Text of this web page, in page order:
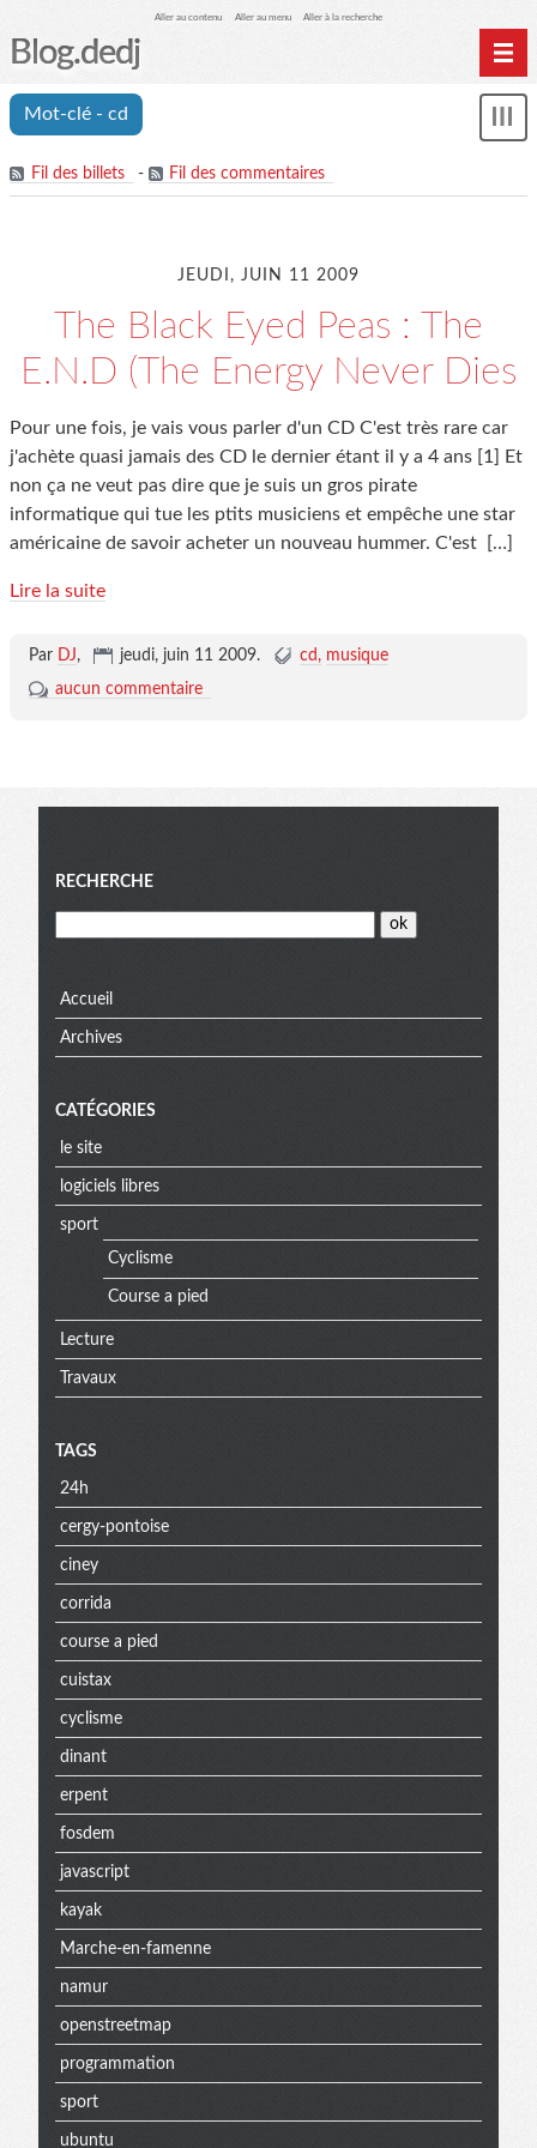
Aller au contenu Aller au menu Aller à la recherche
Blog.dedj
Mot-clé - cd
Fil des billets - Fil des commentaires
JEUDI, JUIN 11 2009
The Black Eyed Peas : The
E.N.D (The Energy Never Dies
Pour une fois, je vais vous parler d'un CD C'est très rare car
j'achète quasi jamais des CD le dernier étant il y a 4 ans [1] Et
non ça ne veut pas dire que je suis un gros pirate
informatique qui tue les ptits musiciens et empêche une star
américaine de savoir acheter un nouveau hummer. C'est
[…]
Lire la suite
Par DJ, jeudi, juin 11 2009. cd
musique
aucun commentaire
Menu
RECHERCHE
Accueil
Archives
CATÉGORIES
le site
logiciels libres
sport
Cyclisme
Course a pied
Lecture
Travaux
TAGS
24h
cergy-pontoise
ciney
corrida
course a pied
cuistax
cyclisme
dinant
erpent
fosdem
javascript
kayak
Marche-en-famenne
namur
openstreetmap
programmation
sport
ubuntu